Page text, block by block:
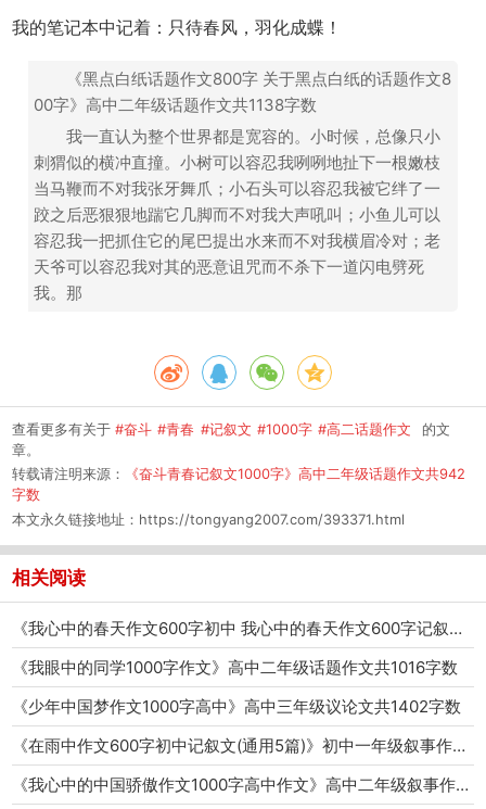
我的笔记本中记着：只待春风，羽化成蝶！
《黑点白纸话题作文800字 关于黑点白纸的话题作文8
00字》高中二年级话题作文共1138字数
我一直认为整个世界都是宽容的。小时候，总像只小
刺猬似的横冲直撞。小树可以容忍我咧咧地扯下一根嫩枝
当马鞭而不对我张牙舞爪；小石头可以容忍我被它绊了一
跤之后恶狠狠地踹它几脚而不对我大声吼叫；小鱼儿可以
容忍我一把抓住它的尾巴提出水来而不对我横眉冷对；老
天爷可以容忍我对其的恶意诅咒而不杀下一道闪电劈死
我。那
查看更多有关于 #奋斗 #青春 #记叙文 #1000字 #高二话题作文
的文
章。
转载请注明来源：
《奋斗青春记叙文1000字》高中二年级话题作文共942
字数
本文永久链接地址： https://tongyang2007.com/393371.html
相关阅读
《我心中的春天作文600字初中 我心中的春天作文600字记叙文》初中二年级话题作文共3495字数
《我眼中的同学1000字作文》高中二年级话题作文共1016字数
《少年中国梦作文1000字高中》高中三年级议论文共1402字数
《在雨中作文600字初中记叙文(通用5篇)》初中一年级叙事作文共4880字数
《我心中的中国骄傲作文1000字高中作文》高中二年级叙事作文共1000字数